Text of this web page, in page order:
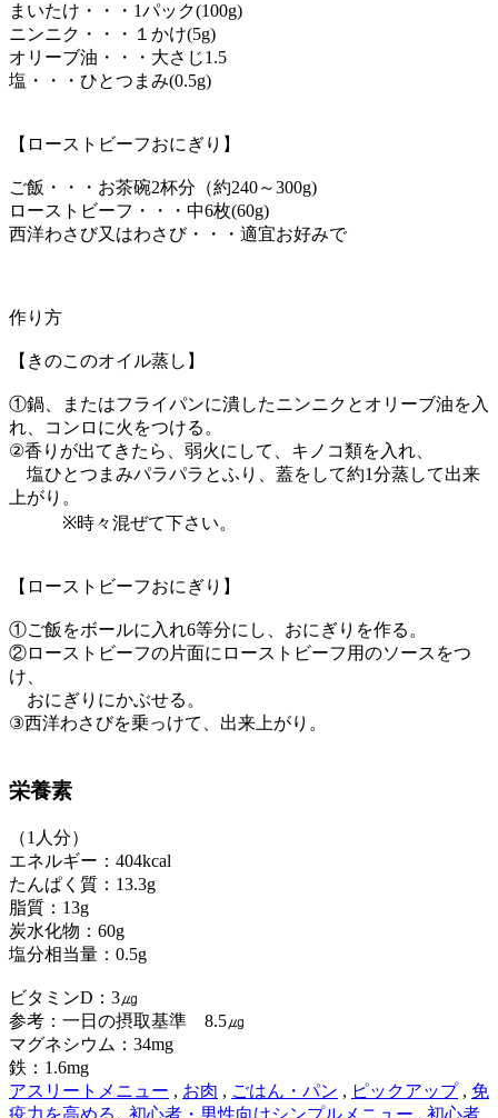
まいたけ・・・1パック(100g)
ニンニク・・・１かけ(5g)
オリーブ油・・・大さじ1.5
塩・・・ひとつまみ(0.5g)
【ローストビーフおにぎり】
ご飯・・・お茶碗2杯分（約240～300g)
ローストビーフ・・・中6枚(60g)
西洋わさび又はわさび・・・適宜お好みで
作り方
【きのこのオイル蒸し】
①鍋、またはフライパンに潰したニンニクとオリーブ油を入
れ、コンロに火をつける。
②香りが出てきたら、弱火にして、キノコ類を入れ、
塩ひとつまみパラパラとふり、蓋をして約1分蒸して出来
上がり。
※時々混ぜて下さい。
【ローストビーフおにぎり】
①ご飯をボールに入れ6等分にし、おにぎりを作る。
②ローストビーフの片面にローストビーフ用のソースをつ
け、
おにぎりにかぶせる。
③西洋わさびを乗っけて、出来上がり。
栄養素
（1人分）
エネルギー：404kcal
たんぱく質：13.3g
脂質：13g
炭水化物：60g
塩分相当量：0.5g
ビタミンD：3㎍
参考：一日の摂取基準 8.5㎍
マグネシウム：34mg
鉄：1.6mg
アスリートメニュー , お肉 , ごはん・パン , ピックアップ, 免
疫力を高める , 初心者・男性向けシンプルメニュー , 初心者